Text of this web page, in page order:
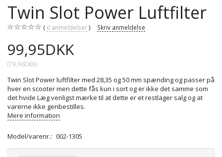
Twin Slot Power Luftfilter
0 anmeldelser Skriv anmeldelse
99,95DKK
(79,96DKK)
Twin Slot Power luftfilter med 28,35 og 50 mm spænding og passer på
hver en scooter men dette fås kun i sort og er ikke det samme som
det hvide Læg venligst mærke til at dette er et restlager salg og at
varerne ikke genbestilles.
Mere information
Model/varenr.: 002-1305